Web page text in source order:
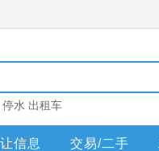
停水 出租车
信息 交易/二手